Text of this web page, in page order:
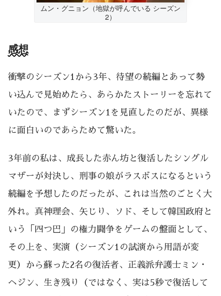
ムン・グニョン（地獄が呼んでいる シーズン
2）
感想
衝撃のシーズン1から3年、待望の続編とあって勢
い込んで見始めたら、あらかたストーリーを忘れて
いたので、まずシーズン1を見直したのだが、異様
に面白いのであらためて驚いた。
3年前の私は、成長した赤ん坊と復活したシングル
マザーが対決し、刑事の娘がラスボスになるという
続編を予想したのだったが、これは当然のごとく大
外れ。真神理会、矢じり、ソド、そして韓国政府と
いう「四つ巴」の権力闘争をゲームの盤面として、
その上を、実演（シーズン1の試演から用語が変
更）から蘇った2名の復活者、正義派弁護士ミン・
ヘジン、生き残り（ではなく、実は5秒で復活して